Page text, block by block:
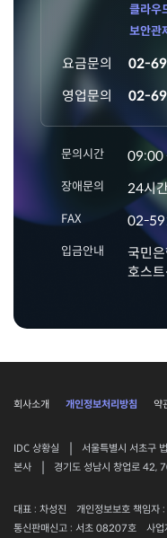
클라우
보안관
요금문의
02-
영업문의
02-
문의시간 09:00
장애문의 24시
FAX 02-
입금안내
국민
호스
회사소개 개인정보처리방침 약
IDC 상황실 |
서울특별시 서초구
본사
| 경기도 성남시 창업로 42,
대표 : 차성진
개인정보보호 책임자
통신판매신고 : 서초 08207호
사